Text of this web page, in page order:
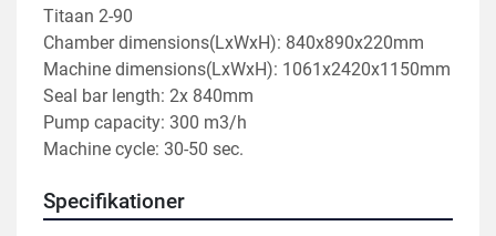
Titaan 2-90
Chamber dimensions(LxWxH): 840x890x220mm
Machine dimensions(LxWxH): 1061x2420x1150mm
Seal bar length: 2x 840mm
Pump capacity: 300 m3/h
Machine cycle: 30-50 sec.
Specifikationer